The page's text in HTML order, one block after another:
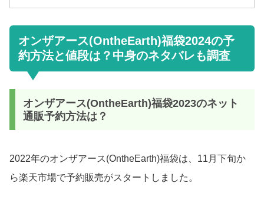
オンザアース(OntheEarth)福袋2024の予
約方法と値段は？中身のネタバレも調査
オンザアース(OntheEarth)福袋2023のネット
通販予約方法は？
2022年のオンザアース(OntheEarth)福袋は、11月下旬か
ら楽天市場で予約販売がスタートしました。